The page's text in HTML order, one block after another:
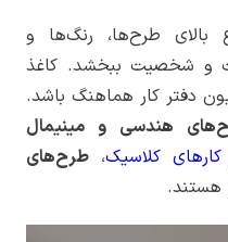
بالای طرح‌ها، رنگ‌ها و
و شخصیت ببخشد. کاغذ
دفتر کار هماهنگ باشد.
هندسی و مینیمال
کارهای کلاسیک، طرح‌های
هستند.